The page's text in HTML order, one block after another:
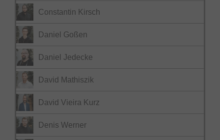
Constantin Kirsch
Daniel Goßen
Daniel Jedecke
David Mathiszik
David Vieira Kurz
Denis Werner